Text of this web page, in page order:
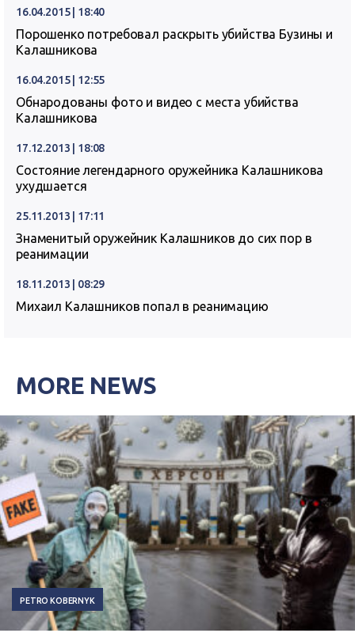
16.04.2015 | 18:40
Порошенко потребовал раскрыть убийства Бузины и
Калашникова
16.04.2015 | 12:55
Обнародованы фото и видео с места убийства
Калашникова
17.12.2013 | 18:08
Состояние легендарного оружейника Калашникова
ухудшается
25.11.2013 | 17:11
Знаменитый оружейник Калашников до сих пор в
реанимации
18.11.2013 | 08:29
Михаил Калашников попал в реанимацию
MORE NEWS
PETRO KOBERNYK